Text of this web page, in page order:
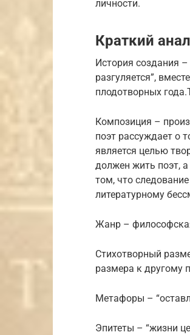
личности.
Краткий
История создания
разгуляется”,
плодотворных
Композиция –
поэт рассуждает о
является целью
должен жить поэт,
том, что
литературному
Жанр –
Стихотворный
размера к другому
Метафоры –
Эпитеты – “жизни